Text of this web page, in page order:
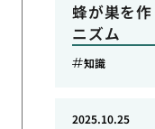
蜂が巣を
ニズム
知識
2025.10.25